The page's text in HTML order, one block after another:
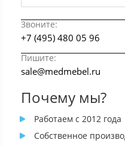
Звоните:
+7 (495) 480 05 96
Пишите:
sale@medmebel.ru
Почему мы?
Работаем с 2012 года
Собственное